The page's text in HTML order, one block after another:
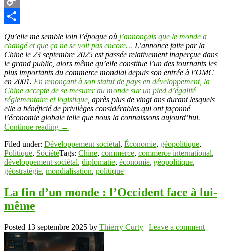
Copy
Link
Partager
Qu’elle me semble loin l’époque où j’annonçais que le monde a
changé et que ça ne se voit pas encore… L’annonce faite par la
Chine le 23 septembre 2025 est passée relativement inaperçue dans
le grand public, alors même qu’elle constitue l’un des tournants les
plus importants du commerce mondial depuis son entrée à l’OMC
en 2001. En renonçant à son statut de pays en développement, la
Chine accepte de se mesurer au monde sur un pied d’égalité
réglementaire et logistique, après plus de vingt ans durant lesquels
elle a bénéficié de privilèges considérables qui ont façonné
l’économie globale telle que nous la connaissons aujourd’hui.
Continue reading →
Filed under: Développement sociétal, Économie, géopolitique,
Politique, SociétéTags: Chine, commerce, commerce international,
développement sociétal, diplomatie, économie, géopolitique,
géostratégie, mondialisation, politique
La fin d’un monde : l’Occident face à lui-
même
Posted 13 septembre 2025 by Thierry Curty | Leave a comment